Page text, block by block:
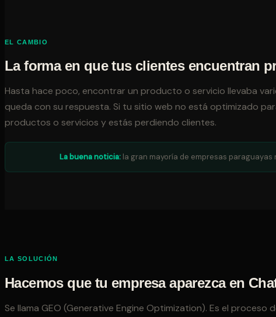
EL CAMBIO
La forma en que tus clientes encuentran
Hasta hace poco, encontrar un producto o servicio llevaba
queda con su respuesta. Si tu sitio web no está optimizado
productos o servicios y estás perdiendo clientes.
La buena noticia: la gran mayoría de empresas
LA SOLUCIÓN
Hacemos que tu empresa aparezca en
Se llama GEO (Generative Engine Optimization). Es el